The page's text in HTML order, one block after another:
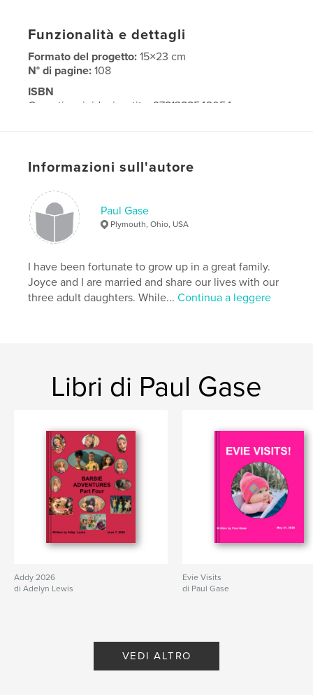
Funzionalità e dettagli
Formato del progetto:15×23 cm
N° di pagine:108
ISBN
Copertina rigida rivestita: 9781388542054
Data di pubblicazione:apr 28, 2018
LinguaEnglish
Informazioni sull'autore
Paul Gase
Plymouth, Ohio, USA
I have been fortunate to grow up in a great family.
Joyce and I are married and share our lives with our
three adult daughters. While...Continua a leggere
Libri di Paul Gase
Addy 2026
di Adelyn Lewis
Evie Visits
di Paul Gase
VEDI ALTRO